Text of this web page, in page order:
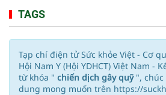
TAGS
Tạp chí điện tử Sức khỏe Việt - Cơ
Hội Nam Y (Hội YDHCT) Việt Nam -
từ khóa " chiến dịch gây quỹ ",
dung mong muốn trên https://